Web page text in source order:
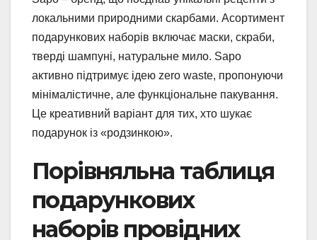
локальними природними скарбами. Асортимент
подарункових наборів включає маски, скраби,
тверді шампуні, натуральне мило. Sapo
активно підтримує ідею zero waste, пропонуючи
мінімалістичне, але функціональне пакування.
Це креативний варіант для тих, хто шукає
подарунок із «родзинкою».
Порівняльна таблиця
подарункових
наборів провідних